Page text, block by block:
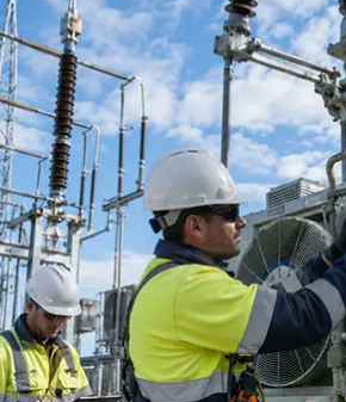
消防救援解决方案